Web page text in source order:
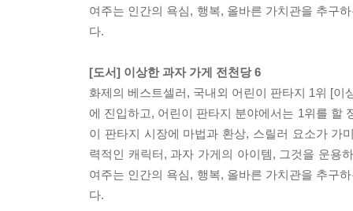
여주는 인간의 욕심, 행복, 올바른 가치관을 추구
다.
[도서] 이상한 과자 가게 전천당 6
화제의 베스트셀러, 국내외 어린이 판타지 1위 [
에 진입하고, 어린이 판타지 분야에서는 1위를 할
이 판타지 시장에 마법과 환상, 스릴러 요소가 가
력적인 캐릭터, 과자 가게의 아이템, 그것을 운용
여주는 인간의 욕심, 행복, 올바른 가치관을 추구
다.